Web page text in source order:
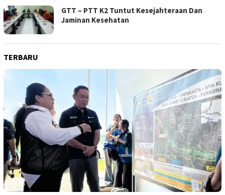
GTT – PTT K2 Tuntut Kesejahteraan Dan
Jaminan Kesehatan
TERBARU